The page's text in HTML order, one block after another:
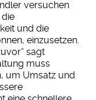
versuchen
und die
einzusetzen.
sagt
muss
um Umsatz und